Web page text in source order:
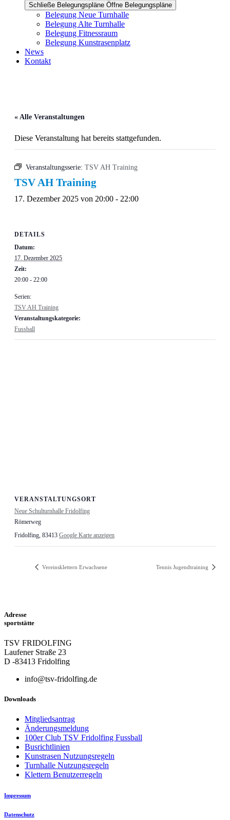
Schließe Belegungspläne Öffne Belegungspläne
Belegung Neue Turnhalle
Belegung Alte Turnhalle
Belegung Fitnessraum
Belegung Kunstrasenplatz
News
Kontakt
« Alle Veranstaltungen
Diese Veranstaltung hat bereits stattgefunden.
Veranstaltungsserie: TSV AH Training
TSV AH Training
17. Dezember 2025 von 20:00 - 22:00
DETAILS
Datum:
17. Dezember 2025
Zeit:
20:00 - 22:00
Serien:
TSV AH Training
Veranstaltungskategorie:
Fussball
VERANSTALTUNGSORT
Neue Schulturnhalle Fridolfing
Römerweg
Fridolfing, 83413 Google Karte anzeigen
Vereinsklettern Erwachsene Tennis Jugendtraining
Adresse
sportstätte
TSV FRIDOLFING
Laufener Straße 23
D -83413 Fridolfing
info@tsv-fridolfing.de
Downloads
Mitgliedsantrag
Änderungsmeldung
100er Club TSV Fridolfing Fussball
Busrichtlinien
Kunstrasen Nutzungsregeln
Turnhalle Nutzungsregeln
Klettern Benutzerregeln
Impressum
Datenschutz